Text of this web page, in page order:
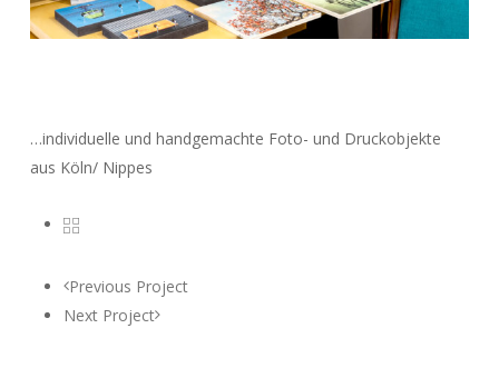
…individuelle und handgemachte Foto- und Druckobjekte
aus Köln/ Nippes
Previous Project
Next Project